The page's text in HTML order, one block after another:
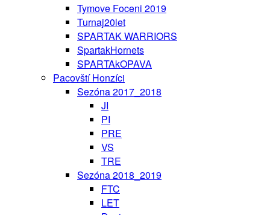
Tymove Foceni 2019
Turnaj20let
SPARTAK WARRIORS
SpartakHornets
SPARTAkOPAVA
Pacovští Honzíci
Sezóna 2017_2018
JI
PI
PRE
VS
TRE
Sezóna 2018_2019
FTC
LET